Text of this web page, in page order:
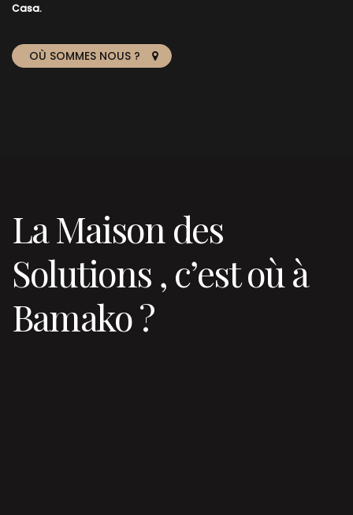
Casa.
OÙ SOMMES NOUS ?
La Maison des
Solutions , c’est où à
Bamako ?